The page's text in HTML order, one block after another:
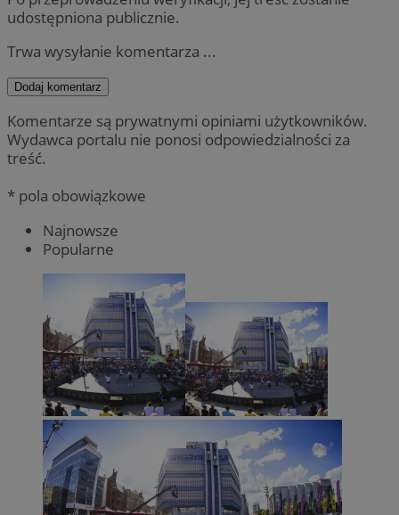
udostępniona publicznie.
Trwa wysyłanie komentarza ...
Dodaj komentarz
Komentarze są prywatnymi opiniami użytkowników.
Wydawca portalu nie ponosi odpowiedzialności za
treść.
* pola obowiązkowe
Najnowsze
Popularne